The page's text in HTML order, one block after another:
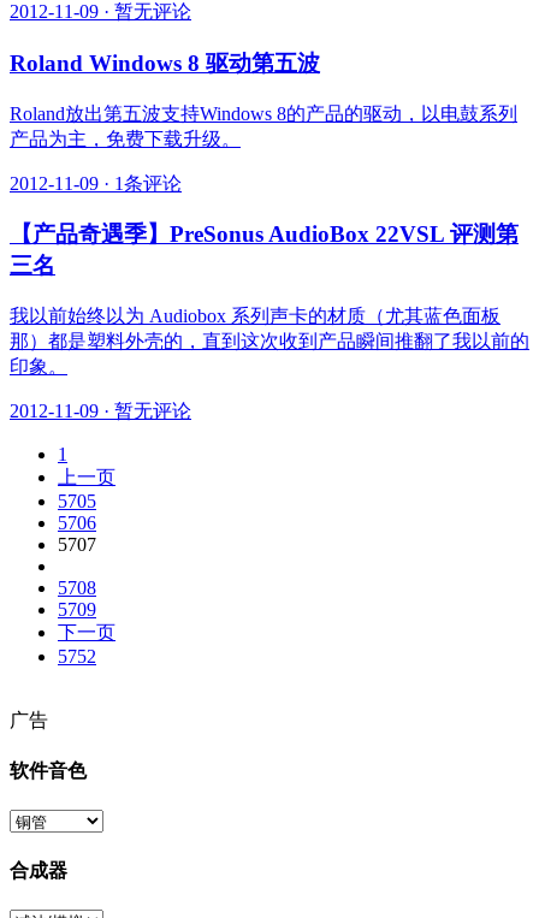
2012-11-09 · 暂无评论
Roland Windows 8 驱动第五波
Roland放出第五波支持Windows 8的产品的驱动，以电鼓系列
产品为主，免费下载升级。
2012-11-09 · 1条评论
【产品奇遇季】PreSonus AudioBox 22VSL 评测第
三名
我以前始终以为 Audiobox 系列声卡的材质（尤其蓝色面板
那）都是塑料外壳的，直到这次收到产品瞬间推翻了我以前的
印象。
2012-11-09 · 暂无评论
1
上一页
5705
5706
5707
5708
5709
下一页
5752
广告
软件音色
合成器